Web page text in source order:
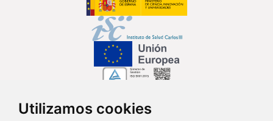
Utilizamos cookies
Síguenos en...